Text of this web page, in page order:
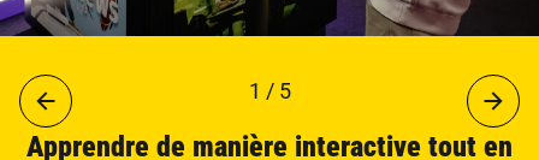
1 / 5
Apprendre de manière interactive tout en